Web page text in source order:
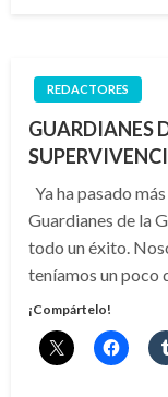
REDACTORES
GUARDIANES
Ya ha pasado
Guardianes de la
todo un éxito.
teníamos un poco
¡Compártelo!